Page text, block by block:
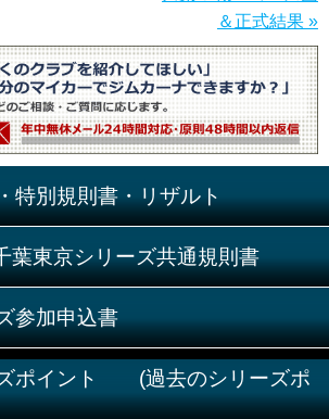
＆正式結果 »
特別規則書・リザルト
葉東京シリーズ共通規則書
参加申込書
ポイント (過去のシリーズポ